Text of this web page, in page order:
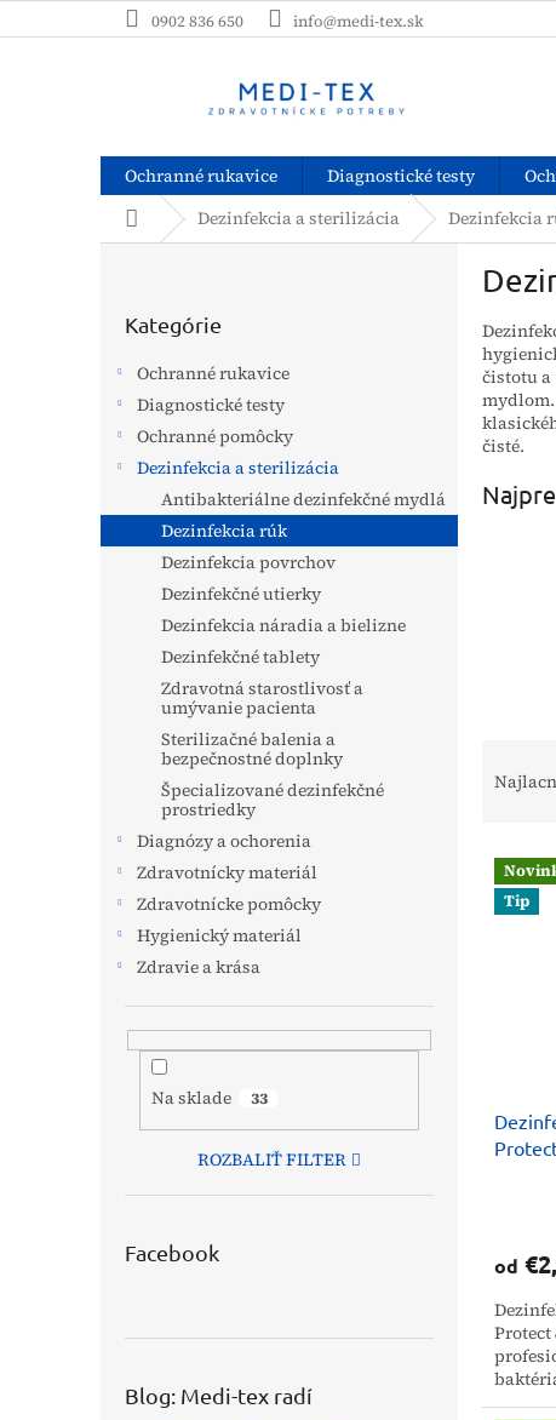
na
0902 836 650 info@medi-tex.sk
Ochranné rukavice Diagnostické testy
DomovDezinfekcia a sterilizácia Dezinfekcia
kategórie
Kategórie
Ochranné rukavice
Diagnostické testy
Ochranné pomôcky
Dezinfekcia a sterilizácia
Antibakteriálne dezinfekčné mydlá
Dezinfekcia rúk
Dezinfekcia povrchov
Dezinfekčné utierky
Dezinfekcia náradia a bielizne
Dezinfekčné tablety
Zdravotná starostlivosť a
umývanie pacienta
Sterilizačné balenia a
bezpečnostné doplnky
Špecializované dezinfekčné
prostriedky
Diagnózy a ochorenia
Zdravotnícky materiál
Zdravotnícke pomôcky
Hygienický materiál
Zdravie a krása
Na sklade 33
ROZBALIŤ FILTER
Facebook
Blog: Medi-tex radí
čistotu
čisté.
V
p Tip
od
Protect